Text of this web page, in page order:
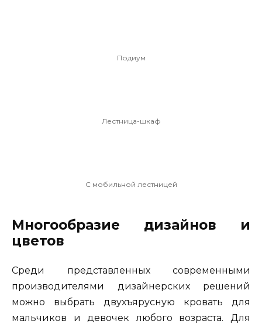
Подиум
Лестница-шкаф
С мобильной лестницей
Многообразие дизайнов и
цветов
Среди представленных современными
производителями дизайнерских решений
можно выбрать двухъярусную кровать для
мальчиков и девочек любого возраста. Для